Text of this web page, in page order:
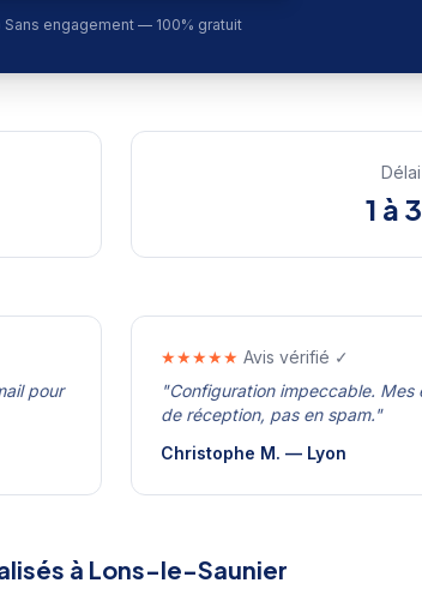
Sans engagement — 100% gratuit
1 à
pour
★★★★★ Avis vérifié ✓
"Configuration impeccable. Mes
de réception, pas en spam."
Christophe M. — Lyon
à Lons-le-Saunier